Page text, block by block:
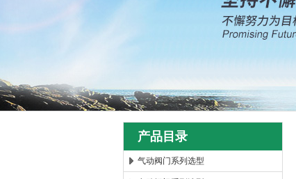
产品目录
气动阀门系列选型